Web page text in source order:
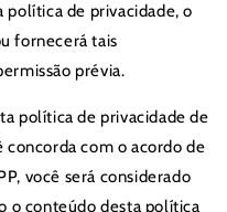
de privacidade, o
fornecerá tais
prévia.
política de privacidade de
com o acordo de
você será considerado
o conteúdo desta política